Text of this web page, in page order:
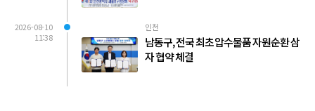
2026-08-10
11:38
인천
남동구, 전국 최초 압수물품 자원순환 삼
자 협약 체결